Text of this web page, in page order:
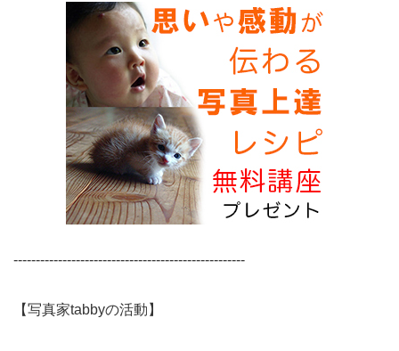
----------------------------------------------------
【写真家tabbyの活動】